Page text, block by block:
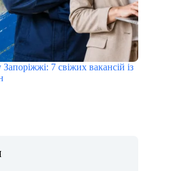
7 свіжих вакансій із